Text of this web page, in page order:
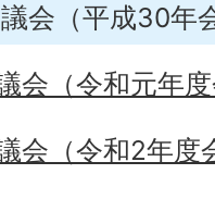
会（平成30年
会（令和元年
会（令和2年度